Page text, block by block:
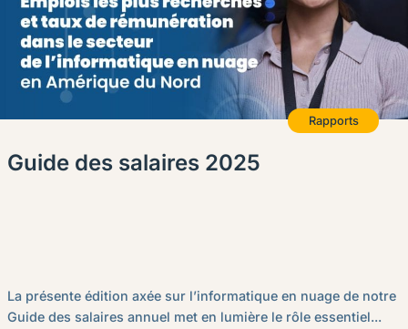
Rapports
Guide des salaires 2025
La présente édition axée sur l’informatique en nuage de notre
Guide des salaires annuel met en lumière le rôle essentiel...